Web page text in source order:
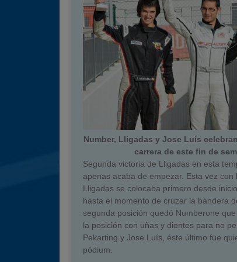
Number, Lligadas y Jose Luís
carrera de este fin de
Segunda victoria de Lligadas en esta
apenas acaba de empezar. Esta vez con
Lligadas se colocaba primero desde
hasta el momento de cruzar la bandera
segunda posición quedó Numberone
la posición con uñas y dientes para no
Pekarting y Jose Luís, éste último fue
pódium.